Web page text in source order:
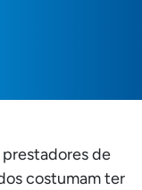
de
costumam ter